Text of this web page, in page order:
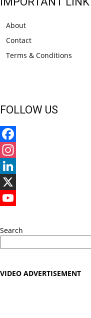
About
Contact
Terms & Conditions
FOLLOW US
Facebook
Instagram
LinkedIn
X
Search
VIDEO ADVERTISEMENT